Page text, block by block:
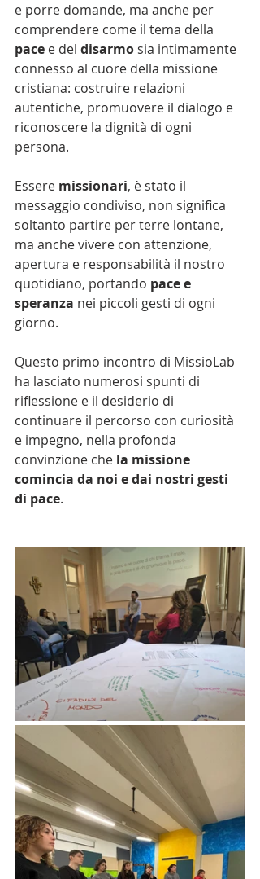
e porre domande, ma anche per
comprendere come il tema della
pace e del disarmo sia intimamente
connesso al cuore della missione
cristiana: costruire relazioni
autentiche, promuovere il dialogo e
riconoscere la dignità di ogni
persona.
Essere missionari, è stato il
messaggio condiviso, non significa
soltanto partire per terre lontane,
ma anche vivere con attenzione,
apertura e responsabilità il nostro
quotidiano, portando pace e
speranza nei piccoli gesti di ogni
giorno.
Questo primo incontro di MissioLab
ha lasciato numerosi spunti di
riflessione e il desiderio di
continuare il percorso con curiosità
e impegno, nella profonda
convinzione che la missione
comincia da noi e dai nostri gesti
di pace.